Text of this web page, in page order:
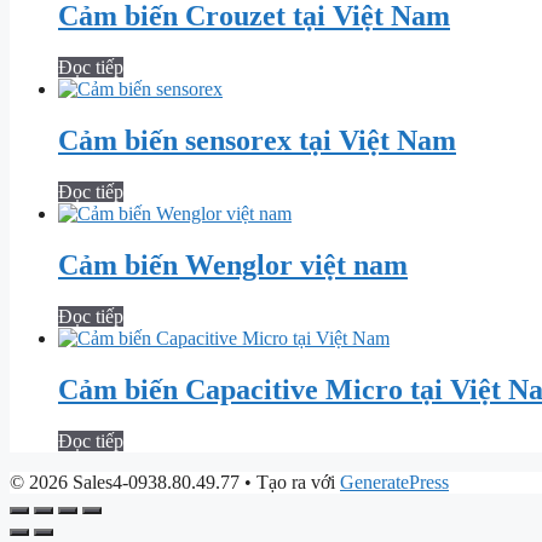
Cảm biến Crouzet tại Việt Nam
Đọc tiếp
Cảm biến sensorex tại Việt Nam
Đọc tiếp
Cảm biến Wenglor việt nam
Đọc tiếp
Cảm biến Capacitive Micro tại Việt
Đọc tiếp
© 2026 Sales4-0938.80.49.77 • Tạo ra với GeneratePress